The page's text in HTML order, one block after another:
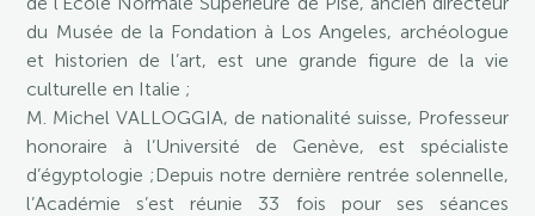
du Musée de la Fondation à Los Angeles, archéologue
et historien de l’art, est une grande figure de la vie
culturelle en Italie ;
M. Michel VALLOGGIA, de nationalité suisse, Professeur
honoraire à l’Université de Genève, est spécialiste
d’égyptologie ;Depuis notre dernière rentrée solennelle,
l’Académie s’est réunie 33 fois pour ses séances